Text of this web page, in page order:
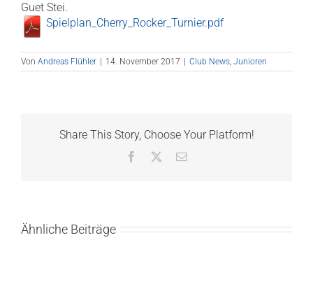
Guet Stei.
Spielplan_Cherry_Rocker_Turnier.pdf
Von Andreas Flühler 14. November 2017 Club News, Junioren
Share This Story, Choose Your Platform!
Facebook
E-
Ähnliche Beiträge